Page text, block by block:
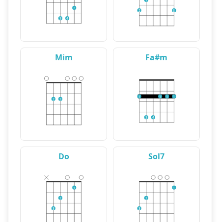
3 4
2
2 3
Mim
2 3
Fa#m
1
3 4
1 1 1
Do
3
2
1
Sol7
3
2
1